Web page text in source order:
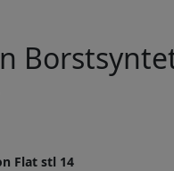
Flat stl 14